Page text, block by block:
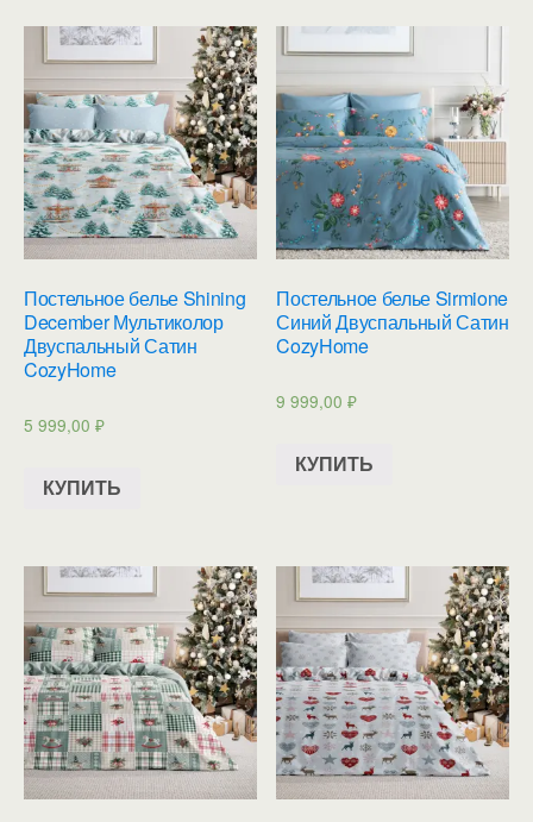
Постельное белье Shining
December Мультиколор
Двуспальный Сатин
CozyHome
5 999,00 ₽
КУПИТЬ
Постельное белье Sirmione
Синий Двуспальный Сатин
CozyHome
9 999,00₽
КУПИТЬ